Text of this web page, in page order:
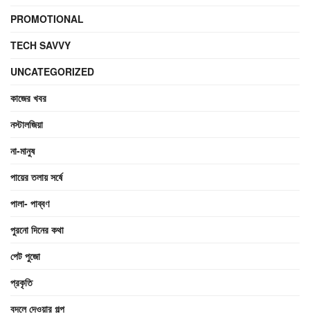
PROMOTIONAL
TECH SAVVY
UNCATEGORIZED
কাজের খবর
নস্টালজিয়া
না-মানুষ
পায়ের তলায় সর্ষে
পালা- পাব্বণ
পুরনো দিনের কথা
পেট পুজো
প্রকৃতি
বদলে দেওয়ার গল্প